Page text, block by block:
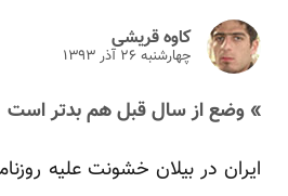
کاوه قریشی
چهارشنبه ۲۶ آذر ۱۳۹۳
» وضع از سال قبل هم بدتر است
ایران در بیلان خشونت علیه